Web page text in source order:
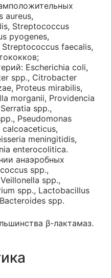
aureus,
Streptococcus
pyogenes,
faecalis,
Escherichia coli,
spp., Citrobacter
Proteus mirabiIis,
morganii, Providencia
spp.,
Pseudomonas
meningitidis,
enterocolitica.
анаэробных
spp.,
spp.,
spp., Lactobacillus
spp.
β-лактамаз.